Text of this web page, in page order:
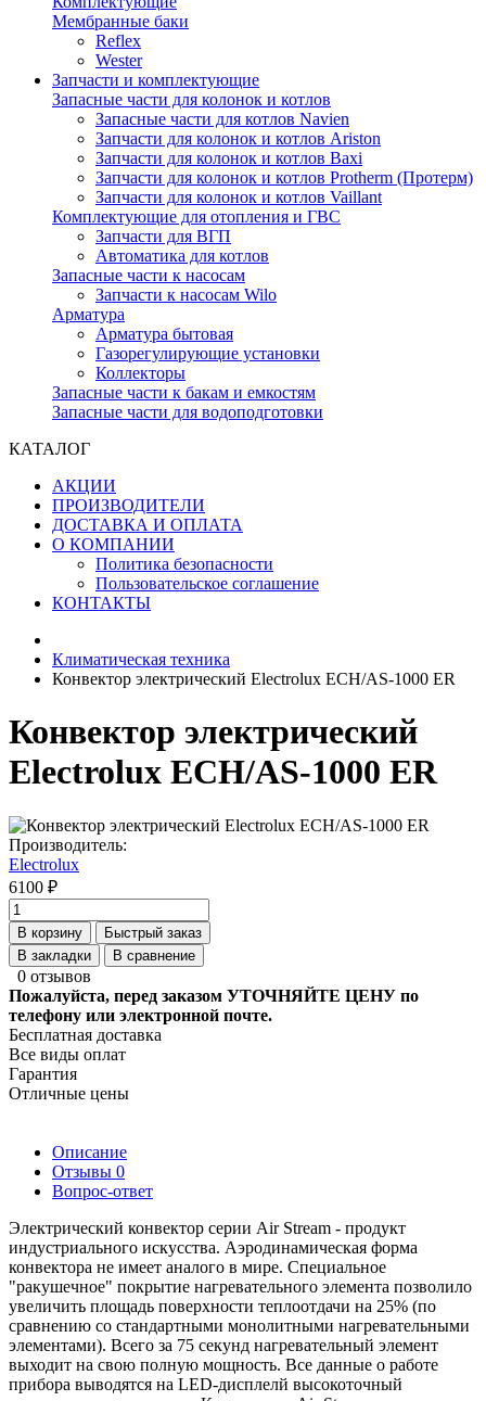
Мембранные баки
Reflex
Wester
Запчасти и комплектующие
Запасные части для колонок и котлов
Запасные части для котлов Navien
Запчасти для колонок и котлов Ariston
Запчасти для колонок и котлов Baxi
Запчасти для колонок и котлов Protherm (Протерм)
Запчасти для колонок и котлов Vaillant
Комплектующие для отопления и ГВС
Запчасти для ВГП
Автоматика для котлов
Запасные части к насосам
Запчасти к насосам Wilo
Арматура
Арматура бытовая
Газорегулирующие установки
Коллекторы
Запасные части к бакам и емкостям
Запасные части для водоподготовки
КАТАЛОГ
АКЦИИ
ПРОИЗВОДИТЕЛИ
ДОСТАВКА И ОПЛАТА
О КОМПАНИИ
Политика безопасности
Пользовательское соглашение
КОНТАКТЫ
Климатическая техника
Конвектор электрический Electrolux ECH/AS-1000 ER
Конвектор электрический
Electrolux ECH/AS-1000 ER
Производитель:
Electrolux
6100 ₽
В корзину
Быстрый заказ
В закладки
В сравнение
0 отзывов
Пожалуйста, перед заказом УТОЧНЯЙТЕ ЦЕНУ по
телефону или электронной почте.
Бесплатная доставка
Все виды оплат
Гарантия
Отличные цены
Описание
Отзывы 0
Вопрос-ответ
Электрический конвектор серии Air Stream - продукт
индустриального искусства. Аэродинамическая форма
конвектора не имеет аналого в мире. Специальное
"ракушечное" покрытие нагревательного элемента позволило
увеличить площадь поверхности теплоотдачи на 25% (по
сравнению со стандартными монолитными нагревательными
элементами). Всего за 75 секунд нагревательный элемент
выходит на свою полную мощность. Все данные о работе
прибора выводятся на LED-дисплелй высокоточный